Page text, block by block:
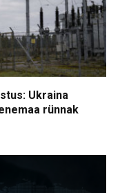
Ukraina
rünnak